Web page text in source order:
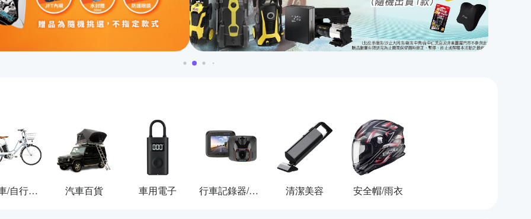
自行車/自行車配件 汽車百貨 車用電子 行車記錄器/導航 清潔美容 安全帽/雨衣